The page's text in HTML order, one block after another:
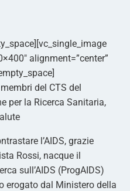
alignment=”center”
del CTS del
per la Ricerca Sanitaria,
l’AIDS, grazie
Rossi, nacque il
sull’AIDS (ProgAIDS)
erogato dal Ministero della